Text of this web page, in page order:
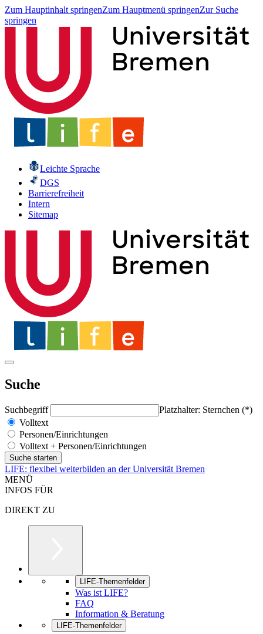
Zum Hauptinhalt springenZum Hauptmenü springenZur Suche
springen
Leichte Sprache
DGS
Barrierefreiheit
Intern
Sitemap
Suche
Suchbegriff
Platzhalter: Sternchen (*)
Volltext
Personen/Einrichtungen
Volltext + Personen/Einrichtungen
LIFE: flexibel weiterbilden an der Universität Bremen
MENÜ
INFOS FÜR
DIREKT ZU
LIFE-Themenfelder
Was ist LIFE?
FAQ
Information & Beratung
LIFE-Themenfelder